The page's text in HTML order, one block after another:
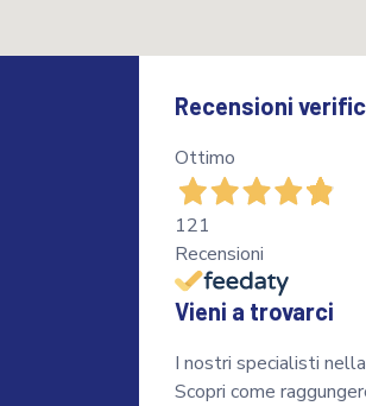
Recensioni
Ottimo
121
Recensioni
Vieni a trovarci
I nostri specialisti
Scopri come